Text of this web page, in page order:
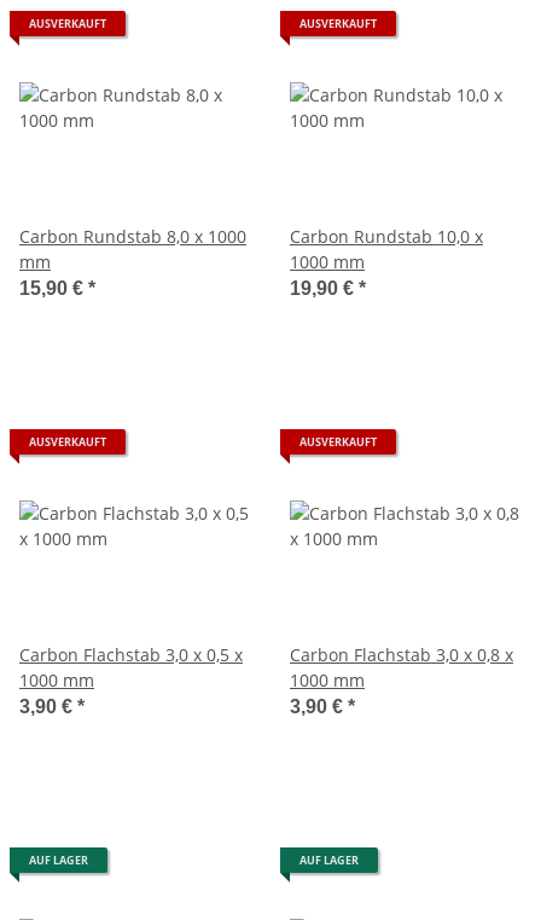
AUSVERKAUFT
Carbon Rundstab 8,0 x 1000
mm
15,90 € *
AUSVERKAUFT
Carbon Rundstab 10,0 x
1000 mm
19,90 € *
AUSVERKAUFT
Carbon Flachstab 3,0 x 0,5 x
1000 mm
3,90 € *
AUSVERKAUFT
Carbon Flachstab 3,0 x 0,8 x
1000 mm
3,90 € *
AUF LAGER AUF LAGER